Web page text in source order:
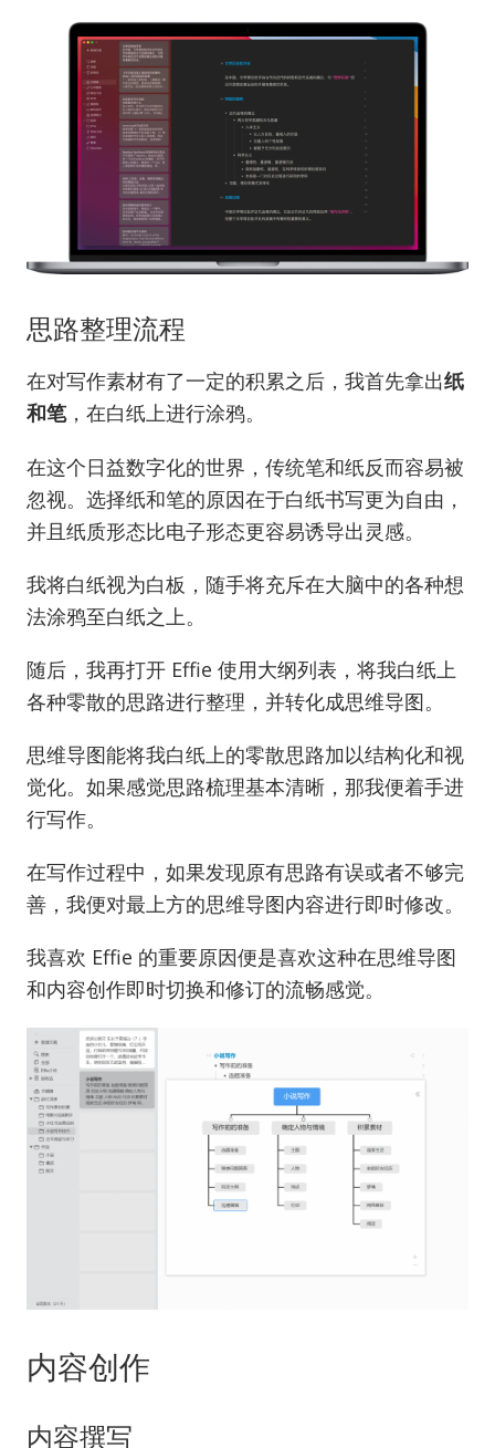
思路整理流程
在对写作素材有了一定的积累之后，我首先拿出纸
和笔，在白纸上进行涂鸦。
在这个日益数字化的世界，传统笔和纸反而容易被
忽视。选择纸和笔的原因在于白纸书写更为自由，
并且纸质形态比电子形态更容易诱导出灵感。
我将白纸视为白板，随手将充斥在大脑中的各种想
法涂鸦至白纸之上。
随后，我再打开 Effie 使用大纲列表，将我白纸上
各种零散的思路进行整理，并转化成思维导图。
思维导图能将我白纸上的零散思路加以结构化和视
觉化。如果感觉思路梳理基本清晰，那我便着手进
行写作。
在写作过程中，如果发现原有思路有误或者不够完
善，我便对最上方的思维导图内容进行即时修改。
我喜欢 Effie 的重要原因便是喜欢这种在思维导图
和内容创作即时切换和修订的流畅感觉。
内容创作
内容撰写